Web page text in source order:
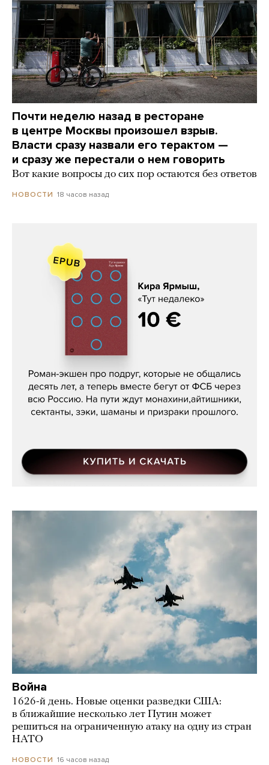
Почти неделю назад в ресторане
в центре Москвы произошел взрыв.
Власти сразу назвали его терактом —
и сразу же перестали о нем говорить
Вот какие вопросы до сих пор остаются без ответов
НОВОСТИ 18 часов назад
Кира Ярмыш, «Тут недалеко»
Война
1626-й день. Новые оценки разведки США:
в ближайшие несколько лет Путин может
решиться на ограниченную атаку на одну из стран
НАТО
НОВОСТИ 16 часов назад